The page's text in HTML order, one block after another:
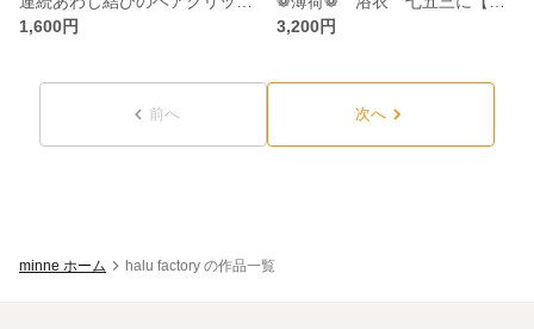
1,600円
3,200円
前へ 次へ
minne ホーム halu factory の作品一覧